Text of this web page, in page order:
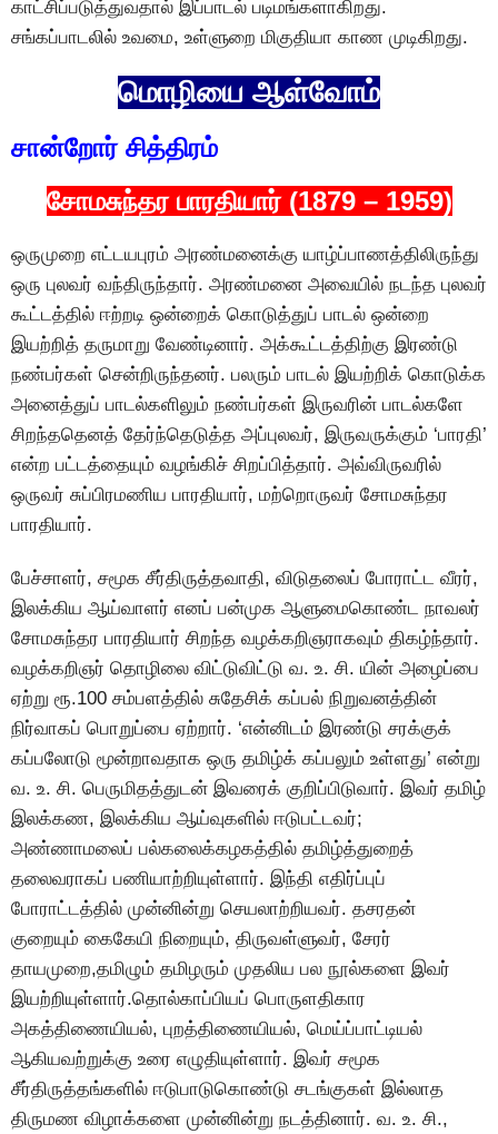
காட்சிப்படுத்துவதால் இப்பாடல் படிமங்களாகிறது.
சங்கப்பாடலில் உவமை, உள்ளுறை மிகுதியா காண முடிகிறது.
மொழியை ஆள்வோம்
சான்றோர் சித்திரம்
சோமசுந்தர பாரதியார் (1879 – 1959)
ஒருமுறை எட்டயபுரம் அரண்மனைக்கு யாழ்ப்பாணத்திலிருந்து
ஒரு புலவர் வந்திருந்தார். அரண்மனை அவையில் நடந்த புலவர்
கூட்டத்தில் ஈற்றடி ஒன்றைக் கொடுத்துப் பாடல் ஒன்றை
இயற்றித் தருமாறு வேண்டினார். அக்கூட்டத்திற்கு இரண்டு
நண்பர்கள் சென்றிருந்தனர். பலரும் பாடல் இயற்றிக் கொடுக்க
அனைத்துப் பாடல்களிலும் நண்பர்கள் இருவரின் பாடல்களே
சிறந்ததெனத் தேர்ந்தெடுத்த அப்புலவர், இருவருக்கும் ‘பாரதி’
என்ற பட்டத்தையும் வழங்கிச் சிறப்பித்தார். அவ்விருவரில்
ஒருவர் சுப்பிரமணிய பாரதியார், மற்றொருவர் சோமசுந்தர
பாரதியார்.
பேச்சாளர், சமூக சீர்திருத்தவாதி, விடுதலைப் போராட்ட வீரர்,
இலக்கிய ஆய்வாளர் எனப் பன்முக ஆளுமைகொண்ட நாவலர்
சோமசுந்தர பாரதியார் சிறந்த வழக்கறிஞராகவும் திகழ்ந்தார்.
வழக்கறிஞர் தொழிலை விட்டுவிட்டு வ. உ. சி. யின் அழைப்பை
ஏற்று ரூ.100 சம்பளத்தில் சுதேசிக் கப்பல் நிறுவனத்தின்
நிர்வாகப் பொறுப்பை ஏற்றார். ‘என்னிடம் இரண்டு சரக்குக்
கப்பலோடு மூன்றாவதாக ஒரு தமிழ்க் கப்பலும் உள்ளது’ என்று
வ. உ. சி. பெருமிதத்துடன் இவரைக் குறிப்பிடுவார். இவர் தமிழ்
இலக்கண, இலக்கிய ஆய்வுகளில் ஈடுபட்டவர்;
அண்ணாமலைப் பல்கலைக்கழகத்தில் தமிழ்த்துறைத்
தலைவராகப் பணியாற்றியுள்ளார். இந்தி எதிர்ப்புப்
போராட்டத்தில் முன்னின்று செயலாற்றியவர். தசரதன்
குறையும் கைகேயி நிறையும், திருவள்ளுவர், சேரர்
தாயமுறை,தமிழும் தமிழரும் முதலிய பல நூல்களை இவர்
இயற்றியுள்ளார்.தொல்காப்பியப் பொருளதிகார
அகத்திணையியல், புறத்திணையியல், மெய்ப்பாட்டியல்
ஆகியவற்றுக்கு உரை எழுதியுள்ளார். இவர் சமூக
சீர்திருத்தங்களில் ஈடுபாடுகொண்டு சடங்குகள் இல்லாத
திருமண விழாக்களை முன்னின்று நடத்தினார். வ. உ. சி.,